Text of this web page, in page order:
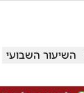
השיעור השבועי